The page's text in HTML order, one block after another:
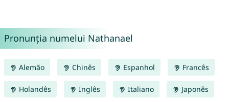
Pronunția numelui Nathanael
Alemão Chinês Espanhol Francês
Holandês Inglês Italiano Japonês